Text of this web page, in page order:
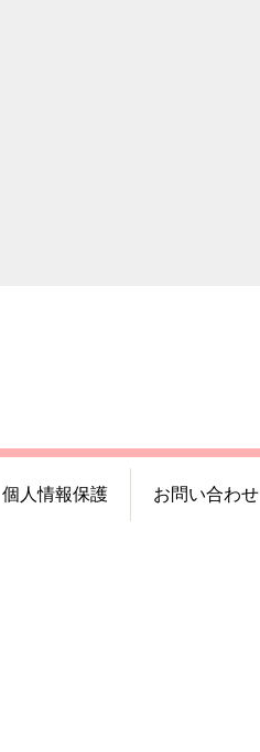
個人情報保護 お問い合わせ